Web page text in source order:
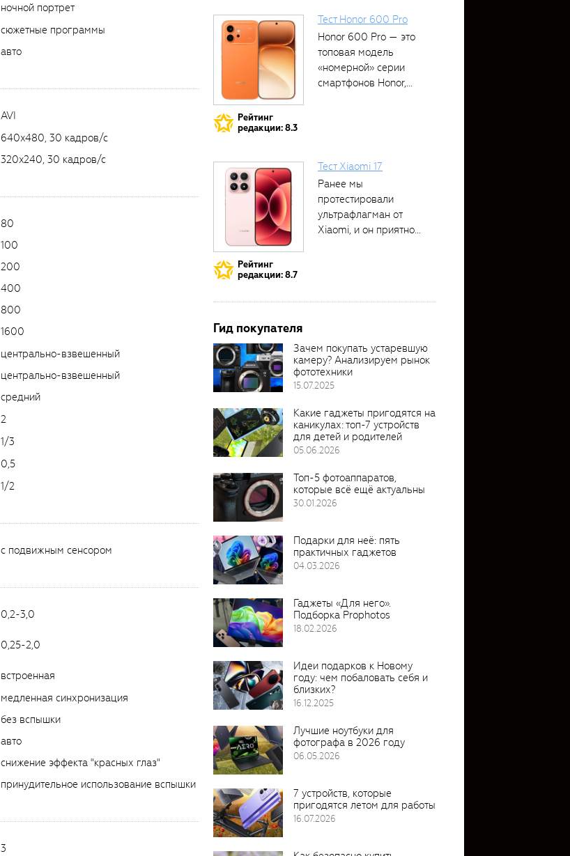
ночной портрет
сюжетные программы
авто
AVI
640x480, 30 кадров/с
320x240, 30 кадров/с
80
100
200
400
800
1600
центрально-взвешенный
центрально-взвешенный
средний
2
1/3
0,5
1/2
с подвижным сенсором
0,2-3,0
0,25-2,0
встроенная
медленная синхронизация
без вспышки
авто
снижение эффекта "красных глаз"
принудительное использование вспышки
3
Рейтинг
редакции: 8.3
Тест Honor 600 Pro
Honor 600 Pro — это
топовая модель
«номерной» серии
смартфонов Honor,...
Рейтинг
редакции: 8.7
Тест Xiaomi 17
Ранее мы
протестировали
ультрафлагман от
Xiaomi, и он приятно
Гид покупателя
Зачем покупать устаревшую
камеру? Анализируем рынок
фототехники
15.07.2025
Какие гаджеты пригодятся на
каникулах: топ-7 устройств
для детей и родителей
05.06.2026
Топ-5 фотоаппаратов,
которые всё ещё актуальны
30.01.2026
Подарки для неё: пять
практичных гаджетов
04.03.2026
Гаджеты «Для него».
Подборка Prophotos
18.02.2026
Идеи подарков к Новому
году: чем побаловать себя и
близких?
16.12.2025
Лучшие ноутбуки для
фотографа в 2026 году
06.05.2026
7 устройств, которые
пригодятся летом для работы
16.07.2026